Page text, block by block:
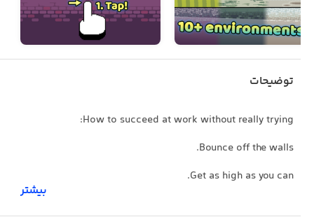
توضیحات
How to succeed at work without really trying:
Bounce off the walls.
Get as high as you can.
بیشتر